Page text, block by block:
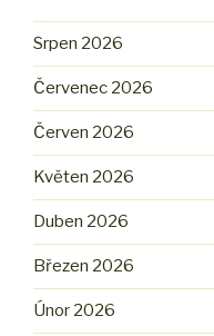
Srpen 2026
Červenec 2026
Červen 2026
Květen 2026
Duben 2026
Březen 2026
Únor 2026